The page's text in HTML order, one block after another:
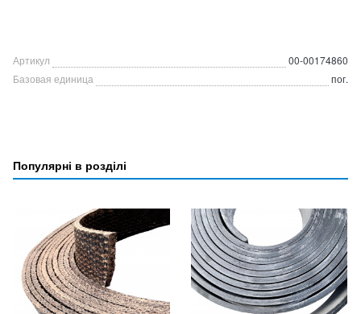
Артикул
00-00174860
Базовая единица
пог.
Популярні в розділі